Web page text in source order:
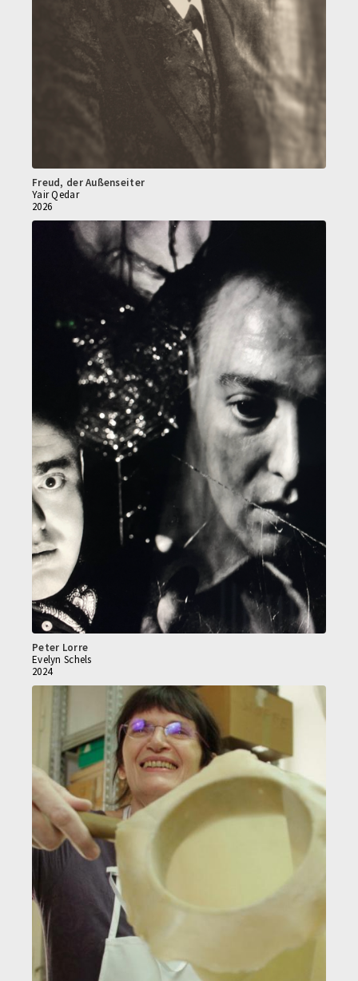
Freud, der Außenseiter
Yair Qedar
2026
Peter Lorre
Evelyn Schels
2024